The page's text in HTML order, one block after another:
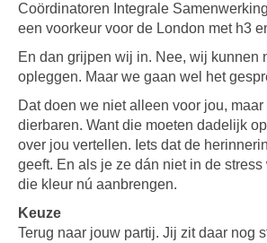
Coördinatoren Integrale
een voorkeur voor de London met h3
En dan grijpen wij in. Nee, wij kunnen
opleggen. Maar we gaan wel het
Dat doen we niet alleen voor jou,
dierbaren. Want die moeten dadelijk
over jou vertellen. Iets dat de
geeft. En als je ze dán niet in de
die kleur nú aanbrengen.
Keuze
Terug naar jouw partij. Jij zit daar nog